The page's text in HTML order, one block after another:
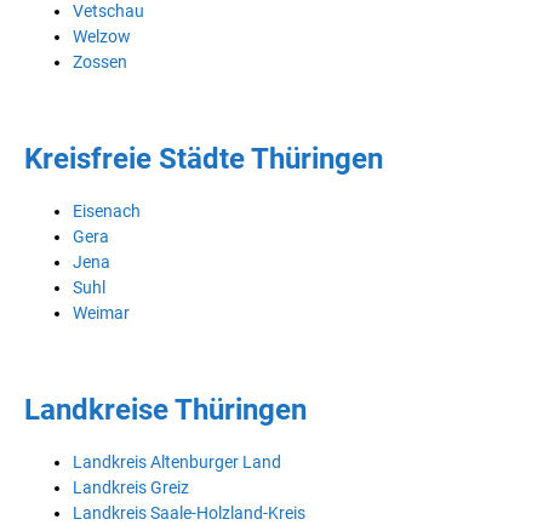
Vetschau
Welzow
Zossen
Kreisfreie Städte Thüringen
Eisenach
Gera
Jena
Suhl
Weimar
Landkreise Thüringen
Landkreis Altenburger Land
Landkreis Greiz
Landkreis Saale-Holzland-Kreis